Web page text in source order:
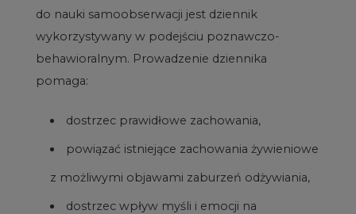
do nauki samoobserwacji jest dziennik
wykorzystywany w podejściu poznawczo-
behawioralnym. Prowadzenie dziennika
pomaga:
dostrzec prawidłowe zachowania,
powiązać istniejące zachowania żywieniowe
z możliwymi objawami zaburzeń odżywiania,
dostrzec wpływ myśli i emocji na